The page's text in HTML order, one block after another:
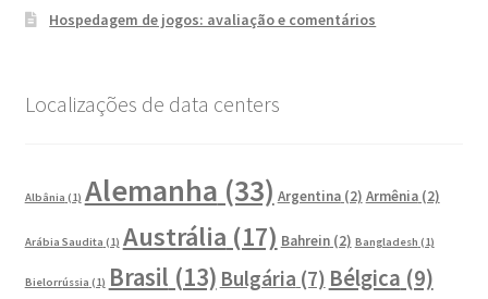
Hospedagem de jogos: avaliação e comentários
Localizações de data centers
Albânia (1) Alemanha (33) Argentina(2) Armênia(2)
Arábia Saudita (1) Austrália (17) Bahrein(2) Bangladesh (1)
Bielorrússia (1) Brasil (13) Bulgária (7) Bélgica (9)